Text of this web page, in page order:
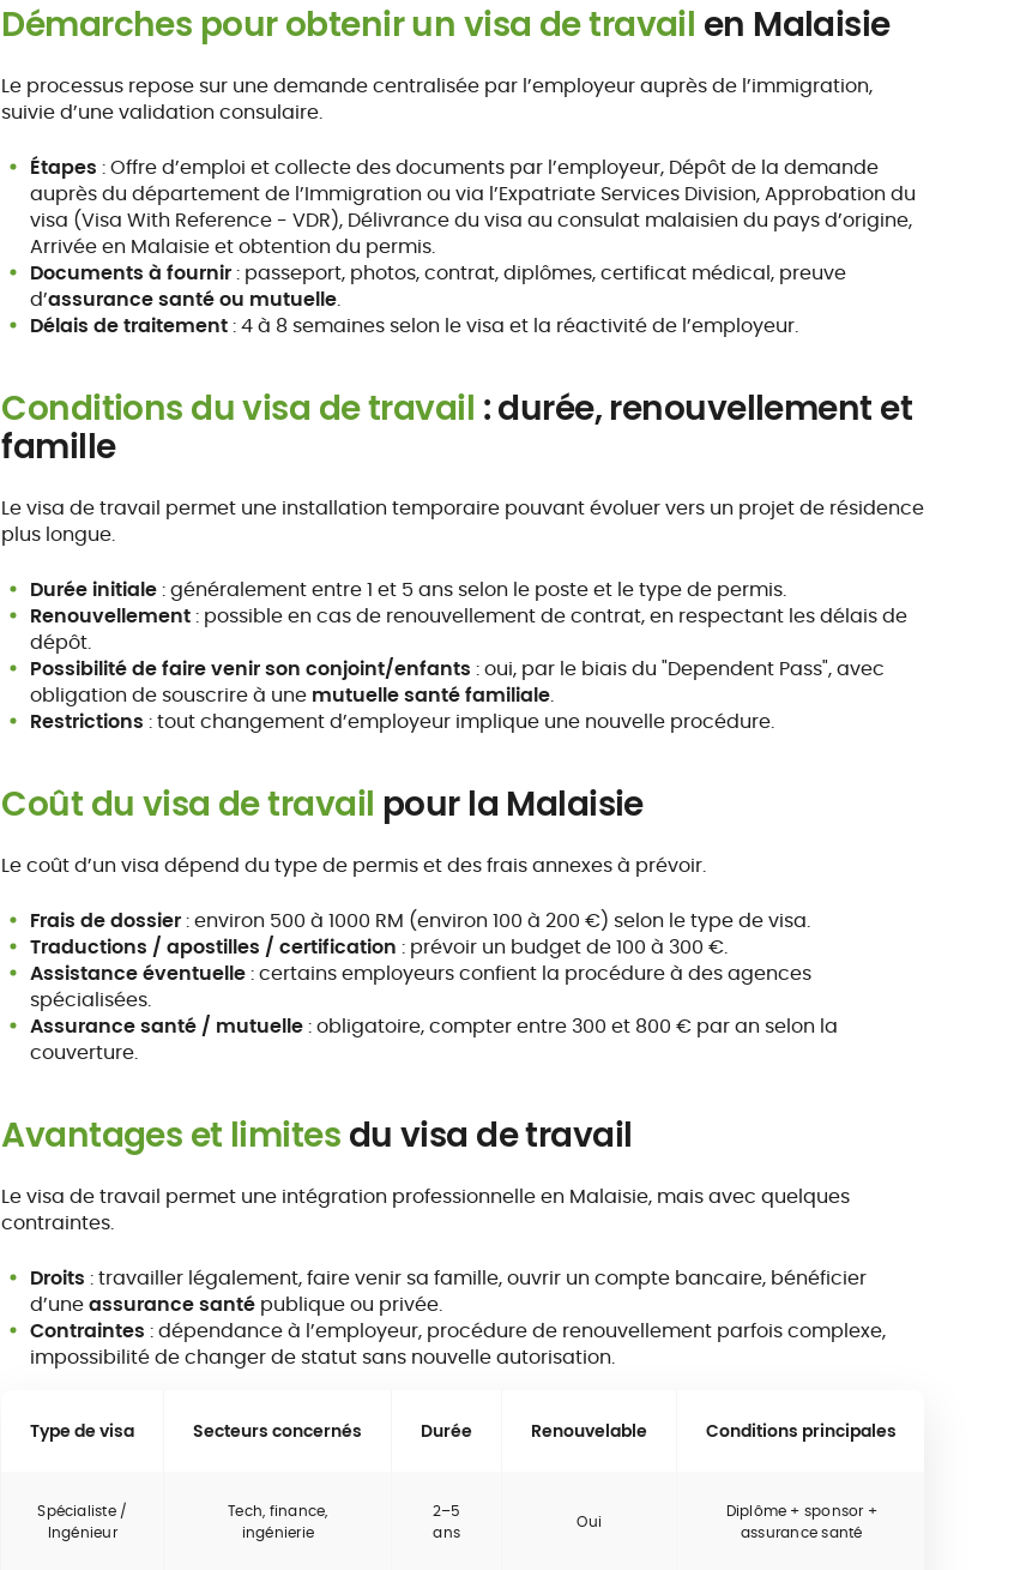
Démarches pour obtenir un visa de travail en Malaisie
Le processus repose sur une demande centralisée par l’employeur auprès de l’immigration,
suivie d’une validation consulaire.
Étapes : Offre d’emploi et collecte des documents par l’employeur, Dépôt de la demande
auprès du département de l’Immigration ou via l’Expatriate Services Division, Approbation du
visa (Visa With Reference - VDR), Délivrance du visa au consulat malaisien du pays d’origine,
Arrivée en Malaisie et obtention du permis.
Documents à fournir: passeport, photos, contrat, diplômes, certificat médical, preuve
d’assurance santé ou mutuelle.
Délais de traitement: 4 à 8 semaines selon le visa et la réactivité de l’employeur.
Conditions du visa de travail : durée, renouvellement et
famille
Le visa de travail permet une installation temporaire pouvant évoluer vers un projet de résidence
plus longue.
Durée initiale: généralement entre 1 et 5 ans selon le poste et le type de permis.
Renouvellement: possible en cas de renouvellement de contrat, en respectant les délais de
dépôt.
Possibilité de faire venir son conjoint/enfants : oui, par le biais du "Dependent Pass", avec
obligation de souscrire à une mutuelle santé familiale.
Restrictions : tout changement d’employeur implique une nouvelle procédure.
Coût du visa de travail pour la Malaisie
Le coût d’un visa dépend du type de permis et des frais annexes à prévoir.
Frais de dossier: environ 500 à 1000 RM (environ 100 à 200 €) selon le type de visa.
Traductions / apostilles / certification : prévoir un budget de 100 à 300 €.
Assistance éventuelle: certains employeurs confient la procédure à des agences
spécialisées.
Assurance santé / mutuelle: obligatoire, compter entre 300 et 800 € par an selon la
couverture.
Avantages et limites du visa de travail
Le visa de travail permet une intégration professionnelle en Malaisie, mais avec quelques
contraintes.
Droits : travailler légalement, faire venir sa famille, ouvrir un compte bancaire, bénéficier
d’uneassurance santé publique ou privée.
Contraintes : dépendance à l’employeur, procédure de renouvellement parfois complexe,
impossibilité de changer de statut sans nouvelle autorisation.
Type de visa Secteurs concernés Durée Renouvelable Conditions principales
Spécialiste /
Ingénieur
Tech, finance,
ingénierie
2–5
ans
Oui
Diplôme + sponsor +
assurance santé